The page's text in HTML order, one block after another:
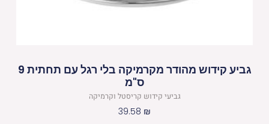
גביע קידוש מהודר מקרמיקה בלי רגל עם תחתית 9
ס"מ
גביעי קידוש קריסטל וקרמיקה
39.58 ₪